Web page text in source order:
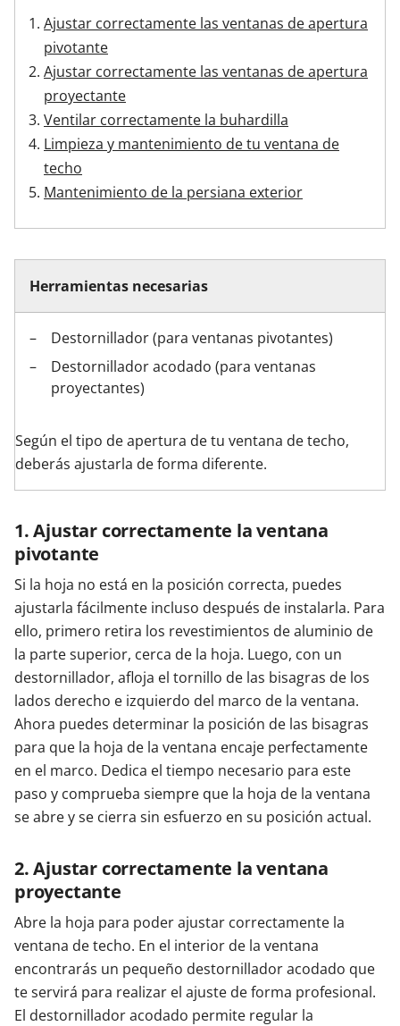
Ajustar correctamente las ventanas de apertura
pivotante
Ajustar correctamente las ventanas de apertura
proyectante
Ventilar correctamente la buhardilla
Limpieza y mantenimiento de tu ventana de
techo
Mantenimiento de la persiana exterior
Herramientas necesarias
Destornillador (para ventanas pivotantes)
Destornillador acodado (para ventanas
proyectantes)
Según el tipo de apertura de tu ventana de techo,
deberás ajustarla de forma diferente.
1. Ajustar correctamente la ventana
pivotante
Si la hoja no está en la posición correcta, puedes
ajustarla fácilmente incluso después de instalarla. Para
ello, primero retira los revestimientos de aluminio de
la parte superior, cerca de la hoja. Luego, con un
destornillador, afloja el tornillo de las bisagras de los
lados derecho e izquierdo del marco de la ventana.
Ahora puedes determinar la posición de las bisagras
para que la hoja de la ventana encaje perfectamente
en el marco. Dedica el tiempo necesario para este
paso y comprueba siempre que la hoja de la ventana
se abre y se cierra sin esfuerzo en su posición actual.
2. Ajustar correctamente la ventana
proyectante
Abre la hoja para poder ajustar correctamente la
ventana de techo. En el interior de la ventana
encontrarás un pequeño destornillador acodado que
te servirá para realizar el ajuste de forma profesional.
El destornillador acodado permite regular la